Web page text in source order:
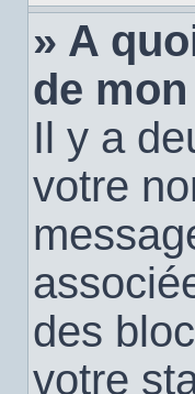
» A
de
Il y a
votre
des
votre